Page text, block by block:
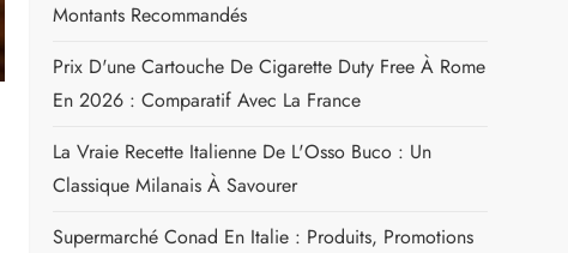
Montants Recommandés
Prix D'une Cartouche De Cigarette Duty Free À Rome
En 2026 : Comparatif Avec La France
La Vraie Recette Italienne De L'Osso Buco : Un
Classique Milanais À Savourer
Supermarché Conad En Italie : Produits, Promotions